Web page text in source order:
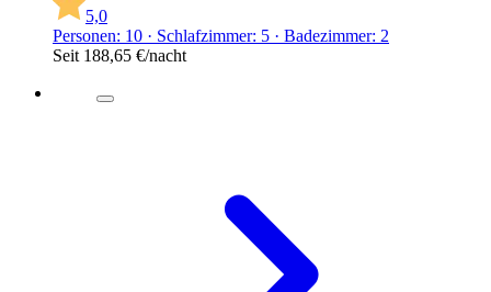
5,0
Personen: 10 · Schlafzimmer: 5 · Badezimmer: 2
Seit 188,65 €/nacht